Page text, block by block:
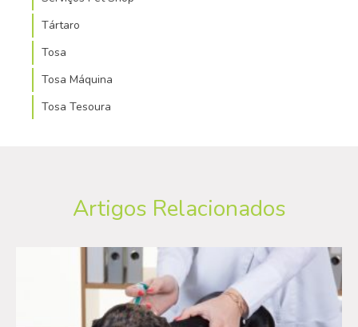
Tártaro
Tosa
Tosa Máquina
Tosa Tesoura
Artigos Relacionados